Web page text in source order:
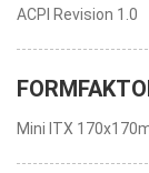
ACPI Revision 1.0
Mini ITX